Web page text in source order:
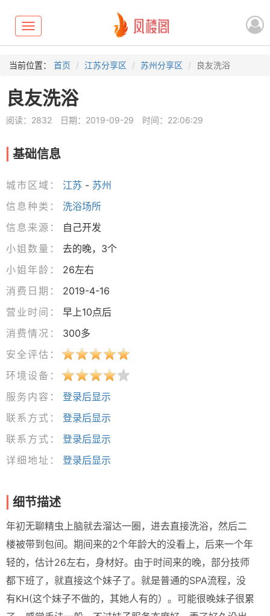
Toggle
navigation
当前位置： 首页 江苏分享区 苏州分享区 良友洗浴
良友洗浴
阅读：2832 日期：2019-09-29 时间：22:06:29
基础信息
城市区域： 江苏 - 苏州
信息种类：
洗浴场所
信息来源：
自己开发
小姐数量：
去的晚，3个
小姐年龄：
26左右
消费日期：
2019-4-16
营业时间：
早上10点后
消费情况：
300多
安全评估：
环境设备：
服务内容：
登录后显示
联系方式：
登录后显示
联系方式：
登录后显示
详细地址：
登录后显示
细节描述
年初无聊精虫上脑就去溜达一圈，进去直接洗浴，然后二
楼被带到包间。期间来的2个年龄大的没看上，后来一个年
轻的，估计26左右，身材好。由于时间来的晚，部分技师
都下班了，就直接这个妹子了。就是普通的SPA流程，没
有KH(这个妹子不做的，其她人有的）。可能很晚妹子很累